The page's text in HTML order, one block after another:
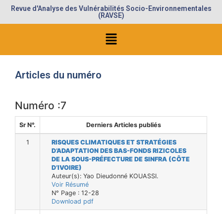
Revue d'Analyse des Vulnérabilités Socio-Environnementales
(RAVSE)
Articles du numéro
Numéro :7
Sr N°. Derniers Articles publiés
1
RISQUES CLIMATIQUES ET STRATÉGIES
D’ADAPTATION DES BAS-FONDS RIZICOLES
DE LA SOUS-PRÉFECTURE DE SINFRA (CÔTE
D’IVOIRE)
Auteur(s): Yao Dieudonné KOUASSI.
Voir Résumé
N° Page : 12-28
Download pdf